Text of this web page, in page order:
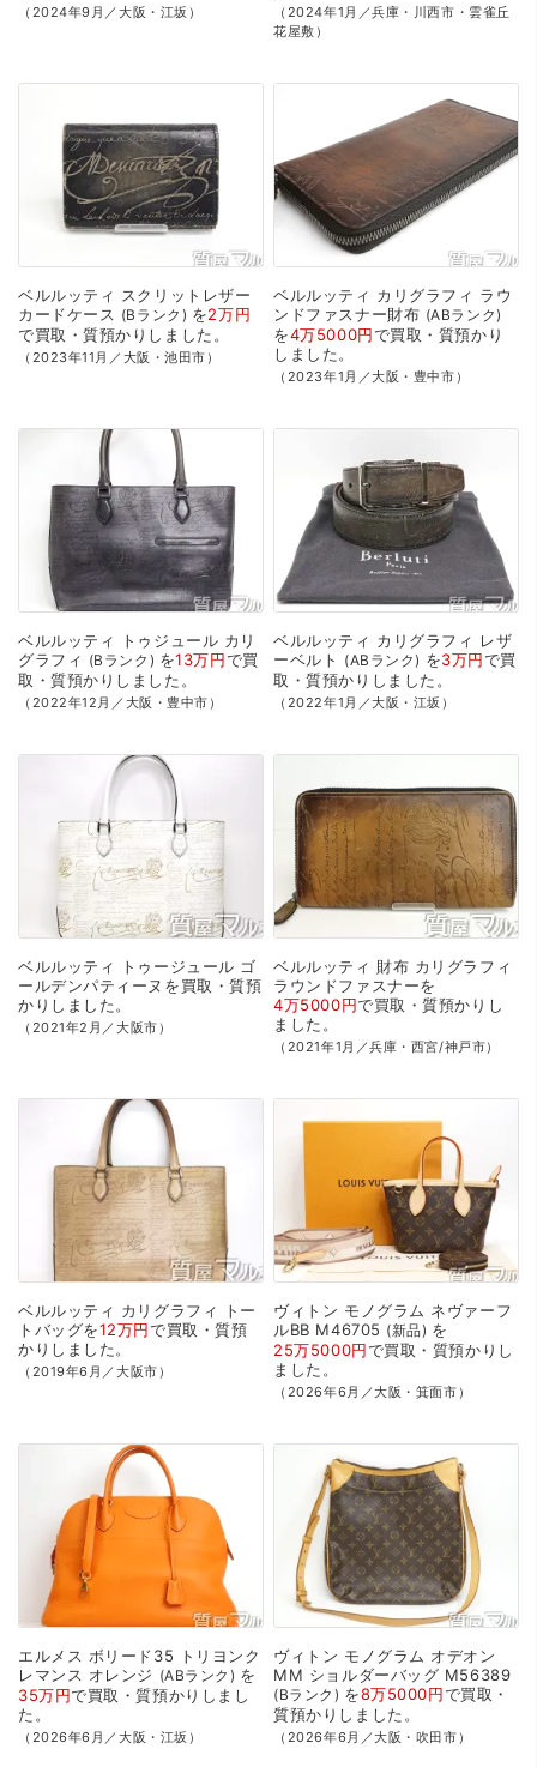
（2024年9月／大阪・江坂）
（2024年1月／兵庫・川西市・雲雀丘
花屋敷）
ベルルッティ スクリットレザー
カードケース
Bランク を2万円
で買取・質預かり しました。
（2023年11月／大阪・池田市）
ベルルッティ カリグラフィ ラウ
ンドファスナー財布
ABランク
を4万5000円で買取・質預かり
しました。
（2023年1月／大阪・豊中市）
ベルルッティ トゥジュール カリ
グラフィ
Bランク を13万円で買
取・質預かり しました。
（2022年12月／大阪・豊中市）
ベルルッティ カリグラフィ レザ
ーベルト
ABランク を3万円で買
取・質預かり しました。
（2022年1月／大阪・江坂）
ベルルッティ トゥージュール ゴ
ールデンパティーヌを買取・質預
かり しました。
（2021年2月／大阪市）
ベルルッティ 財布 カリグラフィ
ラウンドファスナーを
4万5000円で買取・質預かり し
ました。
（2021年1月／兵庫・西宮/神戸市）
ベルルッティ カリグラフィ
トー
トバッグを12万円で買取・質預
かり しました。
（2019年6月／大阪市）
ヴィトン モノグラム ネヴァーフ
ルBB M46705 新品 を
25万5000円で買取・質預かり し
ました。
（2026年6月／大阪・箕面市）
エルメス ボリード35 トリヨンク
レマンス オレンジ ABランク
を
35万円で買取・質預かり しまし
た。
（2026年6月／大阪・江坂）
ヴィトン モノグラム オデオン
MM ショルダーバッグ M56389
Bランク を8万5000円で買取・
質預かり しました。
（2026年6月／大阪・吹田市）